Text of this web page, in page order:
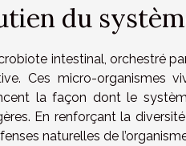
du
intestinal, orchestré
Ces micro-organismes
la façon dont le
En renforçant la
naturelles de